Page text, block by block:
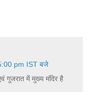
pm IST बजे
गुजरात में मुख्य मंदिर है